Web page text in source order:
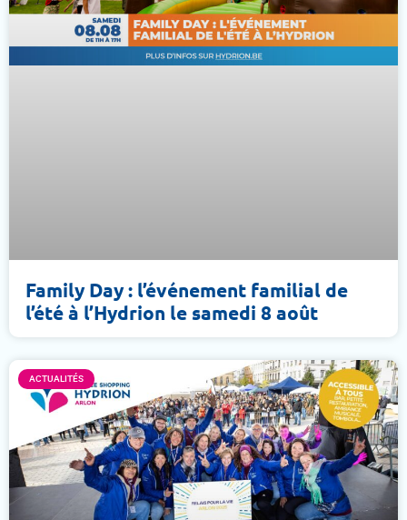
Family Day : l’événement familial de
l’été à l’Hydrion le samedi 8 août
ACTUALITÉS